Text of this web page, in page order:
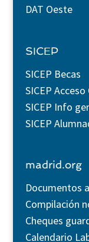
DAT Oeste
SICEP
SICEP Becas
SICEP
SICEP Info
SICEP
madrid.org
Documentos
Compilación
Cheques
Calendario